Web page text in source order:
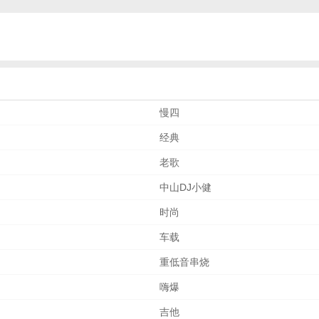
慢四
经典
老歌
中山DJ小健
时尚
车载
重低音串烧
嗨爆
吉他